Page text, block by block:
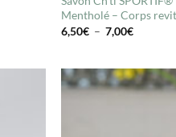
Mentholé – Corps
6,50€ – 7,00€Plage
à
7,00€